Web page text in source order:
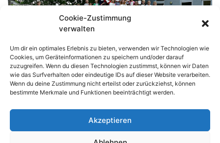
Cookie-Zustimmung
verwalten
Um dir ein optimales Erlebnis zu bieten, verwenden wir Technologien wie
Cookies, um Geräteinformationen zu speichern und/oder darauf
zuzugreifen. Wenn du diesen Technologien zustimmst, können wir Daten
wie das Surfverhalten oder eindeutige IDs auf dieser Website verarbeiten.
Wenn du deine Zustimmung nicht erteilst oder zurückziehst, können
bestimmte Merkmale und Funktionen beeinträchtigt werden.
Akzeptieren